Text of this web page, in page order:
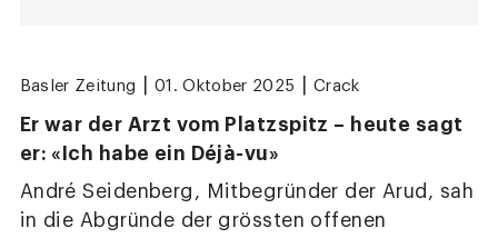
Basler Zeitung 01. Oktober 2025 Crack
Er war der Arzt vom Platzspitz – heute sagt
er: «Ich habe ein Déjà-vu»
André Seidenberg, Mitbegründer der Arud, sah
in die Abgründe der grössten offenen